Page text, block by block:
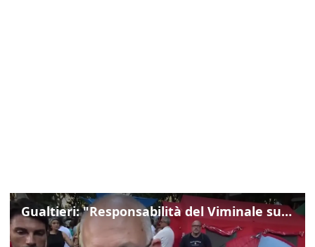
Gualtieri: "Responsabilità del Viminale su Spin Time? La posizione dei partiti è nota"